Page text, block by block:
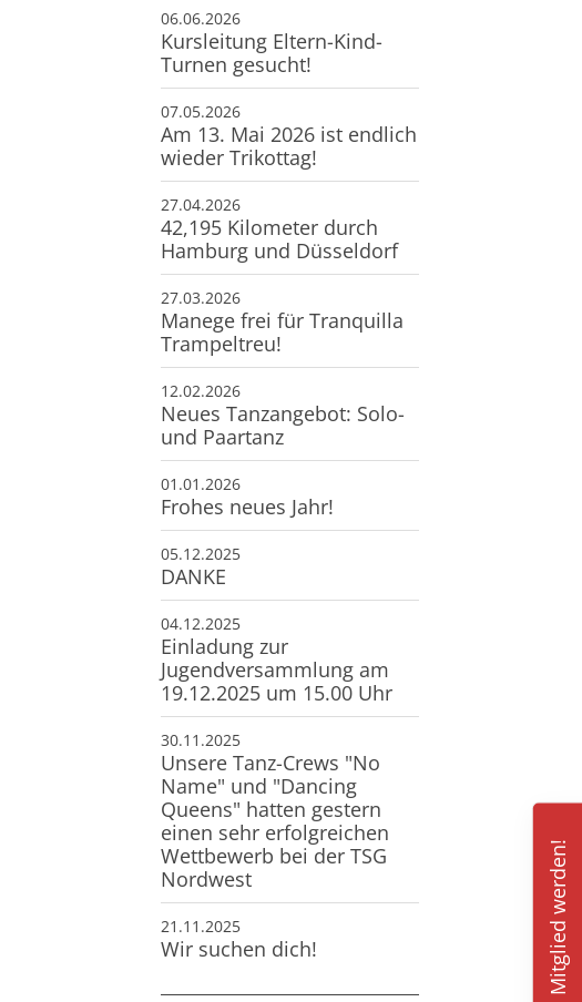
06.06.2026
Kursleitung Eltern-Kind-
Turnen gesucht!
07.05.2026
Am 13. Mai 2026 ist endlich
wieder Trikottag!
27.04.2026
42,195 Kilometer durch
Hamburg und Düsseldorf
27.03.2026
Manege frei für Tranquilla
Trampeltreu!
12.02.2026
Neues Tanzangebot: Solo-
und Paartanz
01.01.2026
Frohes neues Jahr!
05.12.2025
DANKE
04.12.2025
Einladung zur
Jugendversammlung am
19.12.2025 um 15.00 Uhr
30.11.2025
Unsere Tanz-Crews "No
Name" und "Dancing
Queens" hatten gestern
einen sehr erfolgreichen
Wettbewerb bei der TSG
Nordwest
21.11.2025
Wir suchen dich! Mitglied werden!